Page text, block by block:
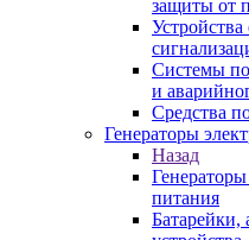
защиты от
Системы
и
Средства
Генераторы
Назад
питания
Батарейки,